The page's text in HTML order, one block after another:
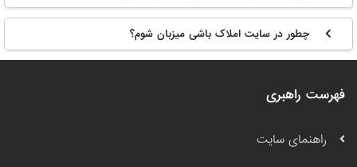
چطور در سایت املاک باشی میزبان شوم؟
فهرست راهبری
راهنمای سایت